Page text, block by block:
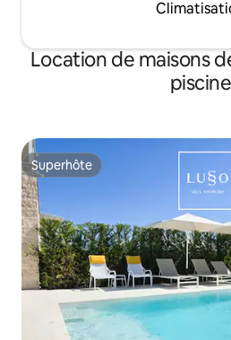
Location de maisons
piscine
Superhôte
Superhôte